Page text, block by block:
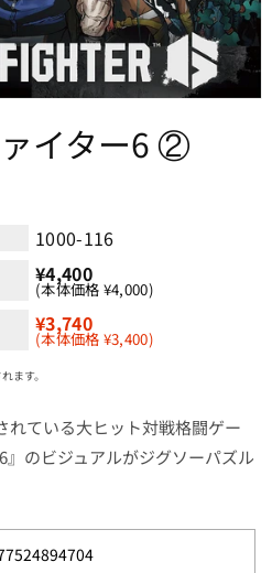
イター6 ②
1000-116
¥4,400
(本体価格 ¥4,000)
¥3,740
(本体価格 ¥3,400)
ます。
ている大ヒット対戦格闘ゲー
のビジュアルがジグソーパズル